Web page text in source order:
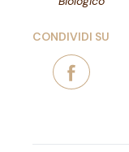
CONDIVIDI SU